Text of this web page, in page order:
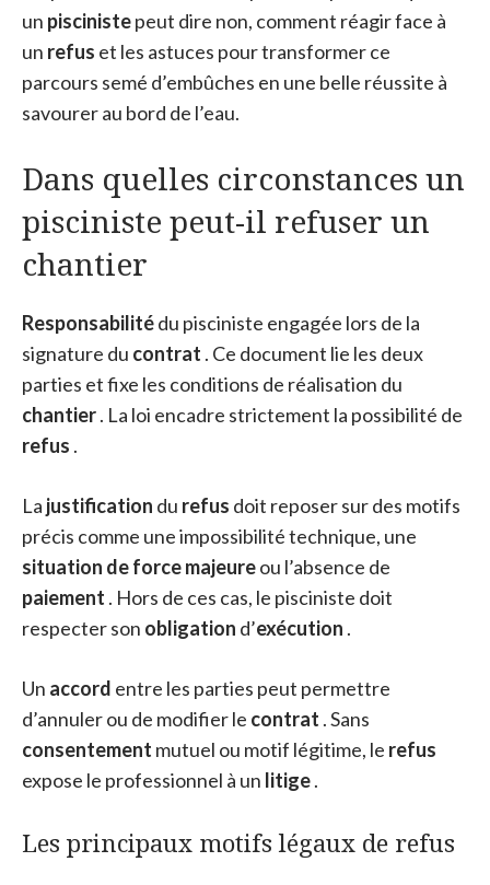
un piscinistepeut dire non, comment réagir face à
un refus et les astuces pour transformer ce
parcours semé d’embûches en une belle réussite à
savourer au bord de l’eau.
Dans quelles circonstances un
pisciniste peut-il refuser un
chantier
Responsabilitédu pisciniste engagée lors de la
signature du contrat . Ce document lie les deux
parties et fixe les conditions de réalisation du
chantier. La loi encadre strictement la possibilité de
refus .
La justification du refus doit reposer sur des motifs
précis comme une impossibilité technique, une
situation de force majeureou l’absence de
paiement . Hors de ces cas, le pisciniste doit
respecter son obligation d’exécution .
Un accord entre les parties peut permettre
d’annuler ou de modifier le contrat . Sans
consentement mutuel ou motif légitime, le refus
expose le professionnel à un litige.
Les principaux motifs légaux de refus